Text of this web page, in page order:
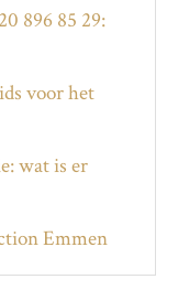
896 85 29:
voor het
wat is er
Emmen